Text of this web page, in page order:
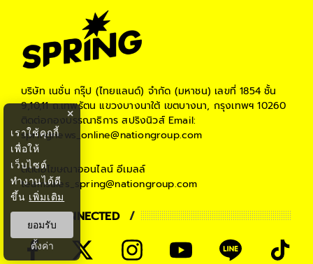
บริษัท เนชั่น กรุ๊ป (ไทยแลนด์) จำกัด (มหาชน) เลขที่ 1854 ชั้น
9,10,11 ถ.เทพรัตน แขวงบางนาใต้ เขตบางนา, กรุงเทพฯ 10260
ติดต่อกองบรรณาธิการ สปริงนิวส์Email:
springnews_online@nationgroup.com
ติดต่อโฆษณาออนไลน์ อีเมลล์
teamsales_spring@nationgroup.com
STAY CONNECTED
×
เราใช้คุกกี้
เพื่อให้
เว็บไซต์
ทำงานได้ดี
ขึ้น เพิ่มเติม
ยอมรับ
ตั้งค่า